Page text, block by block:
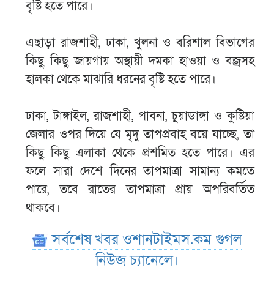
বৃষ্টি হতে পারে।
এছাড়া রাজশাহী, ঢাকা, খুলনা ও বরিশাল বিভাগের
কিছু কিছু জায়গায় অস্থায়ী দমকা হাওয়া ও বজ্রসহ
হালকা থেকে মাঝারি ধরনের বৃষ্টি হতে পারে।
ঢাকা, টাঙ্গাইল, রাজশাহী, পাবনা, চুয়াডাঙ্গা ও কুষ্টিয়া
জেলার ওপর দিয়ে যে মৃদু তাপপ্রবাহ বয়ে যাচ্ছে, তা
কিছু কিছু এলাকা থেকে প্রশমিত হতে পারে। এর
ফলে সারা দেশে দিনের তাপমাত্রা সামান্য কমতে
পারে, তবে রাতের তাপমাত্রা প্রায় অপরিবর্তিত
থাকবে।
সর্বশেষ খবর ওশানটাইমস.কম গুগল
নিউজ চ্যানেলে।